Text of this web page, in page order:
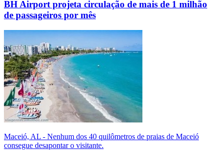
BH Airport projeta circulação de mais de 1 milhão
de passageiros por mês
Maceió, AL - Nenhum dos 40 quilômetros de praias de Maceió
consegue desapontar o visitante.